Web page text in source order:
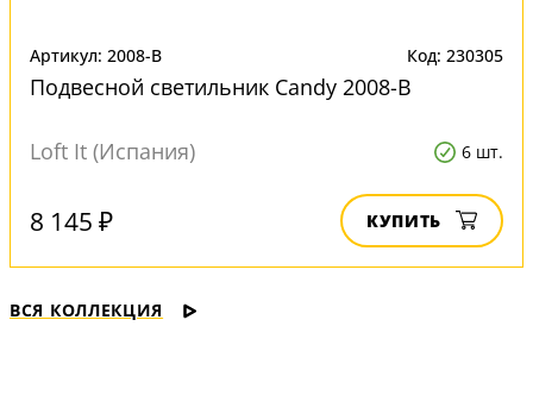
Артикул: 2008-B Код: 230305
Подвесной светильник Candy 2008-B
Loft It (Испания) 6 шт.
8 145 ₽ КУПИТЬ
ВСЯ КОЛЛЕКЦИЯ